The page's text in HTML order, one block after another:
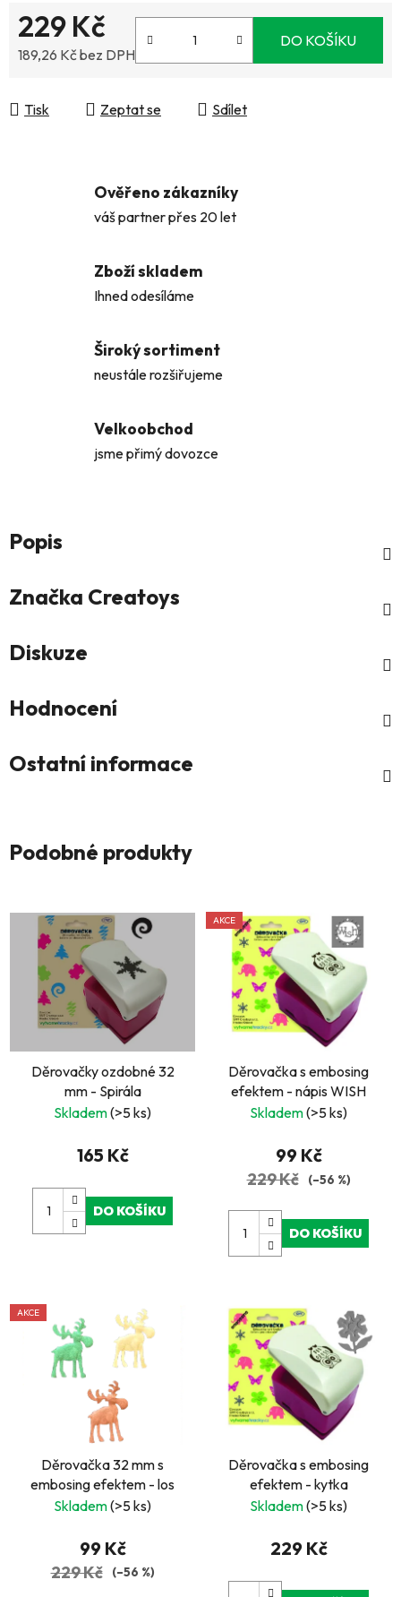
229 Kč
189,26 Kč bez DPH
DO KOŠÍKU
Tisk Zeptat se Sdílet
Ověřeno zákazníky
váš partner přes 20 let
Zboží skladem
Ihned odesíláme
Široký sortiment
neustále rozšiřujeme
Velkoobchod
jsme přimý dovozce
Popis
Značka Creatoys
Diskuze
Hodnocení
Ostatní informace
Podobné produkty
Děrovačky ozdobné 32
mm - Spirála
Skladem(>5 ks)
165 Kč
DO KOŠÍKU
AKCE
Děrovačka s embosing
efektem - nápis WISH
Skladem(>5 ks)
99 Kč
229 Kč (–56 %)
DO KOŠÍKU
AKCE
Děrovačka 32 mm s
embosing efektem - los
Skladem(>5 ks)
99 Kč
229 Kč (–56 %)
Děrovačka s embosing
efektem - kytka
Skladem(>5 ks)
229 Kč